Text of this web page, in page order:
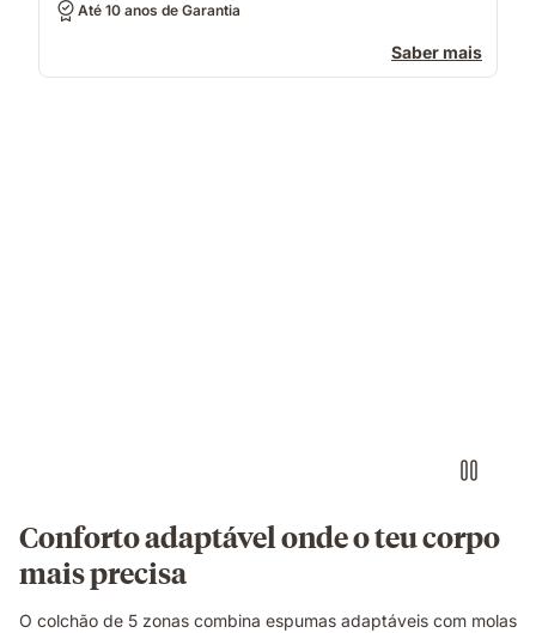
Até 10 anos de Garantia
Saber mais
descanso.
Conforto adaptável onde o teu corpo
mais precisa
O colchão de 5 zonas combina espumas adaptáveis com molas